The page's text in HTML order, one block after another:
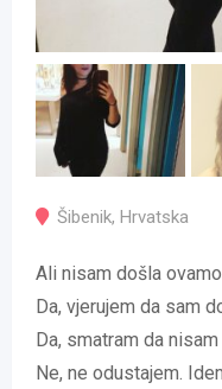
Šibenik, Hrvatska
Ali nisam došla
Da, vjerujem da sam
Da, smatram da
Ne, ne odustajem.